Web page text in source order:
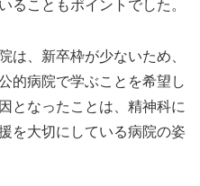
ることもポイントでした。
は、新卒枠が少ないため、
的病院で学ぶことを希望し
となったことは、精神科に
を大切にしている病院の姿